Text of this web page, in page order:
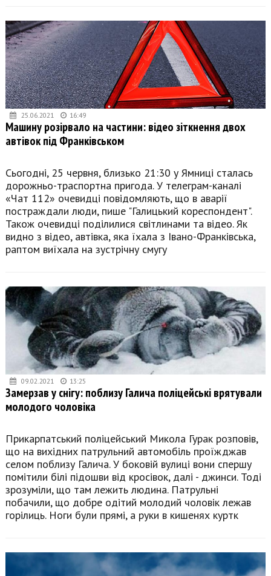
25.06.2021 16:49
Машину розірвало на частини: відео зіткнення двох
автівок під Франківськом
Сьогодні, 25 червня, близько 21:30 у Ямниці сталась
дорожньо-траспортна пригода. У телеграм-каналі
«Чат 112» очевидці повідомляють, що в аварії
постраждали люди, пише "Галицький кореспондент".
Також очевидці поділилися світлинами та відео. Як
видно з відео, автівка, яка їхала з Івано-Франківська,
раптом виїхала на зустрічну смугу
09.02.2021 13:25
Замерзав у снігу: поблизу Галича поліцейські врятували
молодого чоловіка
Прикарпатський поліцейський Микола Гурак розповів,
що на вихідних патрульний автомобіль проїжджав
селом поблизу Галича. У боковій вулиці вони спершу
помітили білі підошви від кросівок, далі - джинси. Тоді
зрозуміли, що там лежить людина. Патрульні
побачили, що добре одітий молодий чоловік лежав
горілиць. Ноги були прямі, а руки в кишенях куртк